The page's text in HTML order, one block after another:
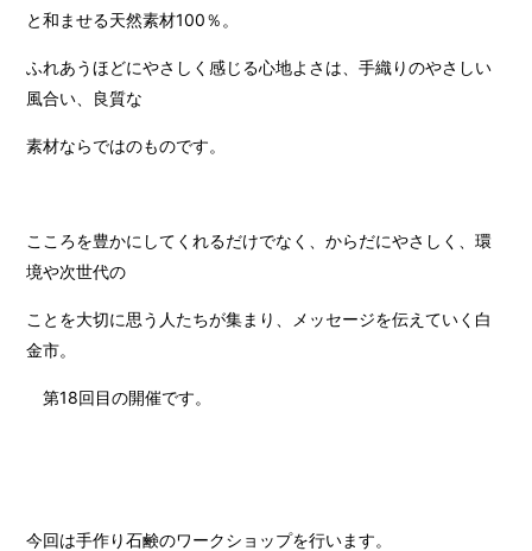
と和ませる天然素材100％。
ふれあうほどにやさしく感じる心地よさは、手織りのやさしい
風合い、良質な
素材ならではのものです。
こころを豊かにしてくれるだけでなく、からだにやさしく、環
境や次世代の
ことを大切に思う人たちが集まり、メッセージを伝えていく白
金市。
第18回目の開催です。
今回は手作り石鹸のワークショップを行います。